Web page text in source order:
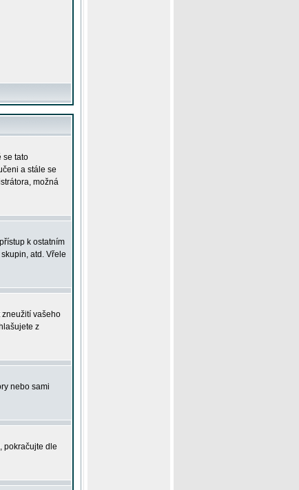
se tato
a stále se
možná
k ostatním
atd. Vřele
zneužití vašeho
z
nebo sami
, pokračujte dle